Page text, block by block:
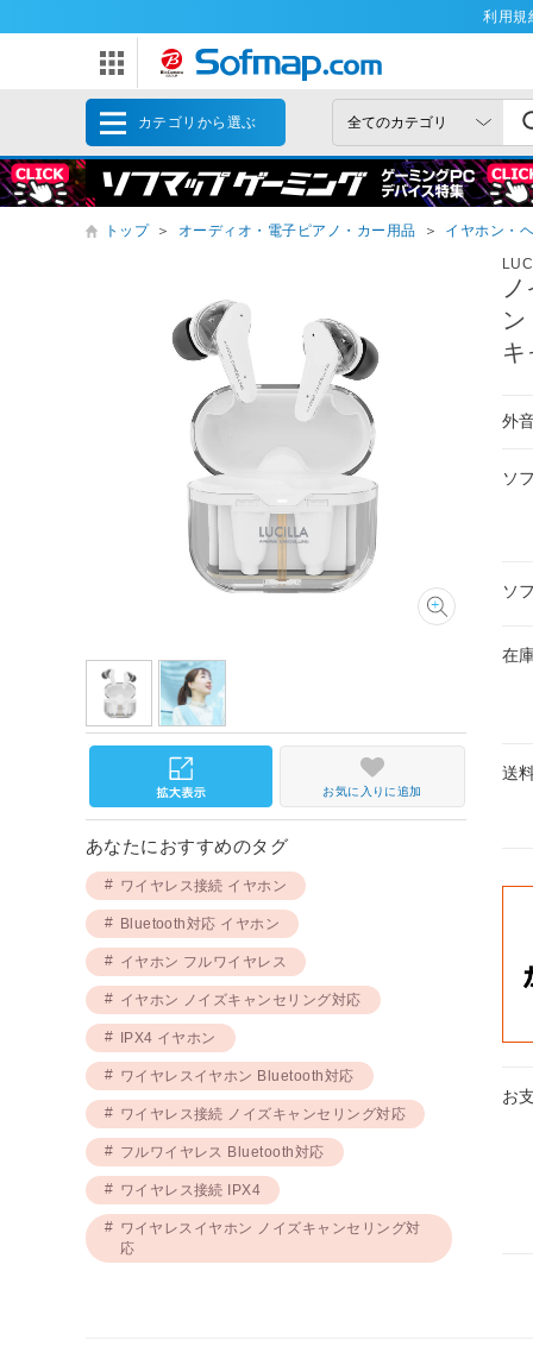
利用規
カテゴリから選ぶ
トップ ＞ オーディオ・電子ピアノ・カー用品 ＞ イヤホン・
キ
外
ソ
ソ
在
送
お
お気に入りに追加
あなたにおすすめのタグ
ワイヤレス接続 イヤホン
Bluetooth対応 イヤホン
イヤホン フルワイヤレス
イヤホン ノイズキャンセリング対応
IPX4 イヤホン
ワイヤレスイヤホン Bluetooth対応
ワイヤレス接続 ノイズキャンセリング対応
フルワイヤレス Bluetooth対応
ワイヤレス接続 IPX4
ワイヤレスイヤホン ノイズキャンセリング対
応